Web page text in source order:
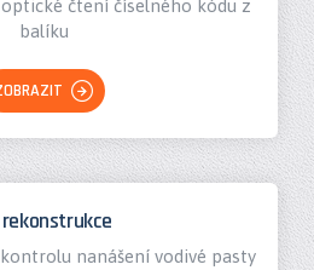
čtení číselného kódu z
balíku
rekonstrukce
nanášení vodivé pasty